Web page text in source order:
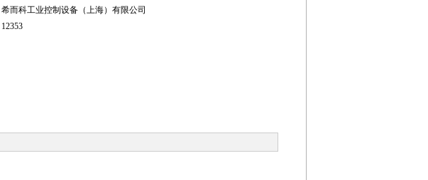
希而科工业控制设备（上海）有限公司
12353